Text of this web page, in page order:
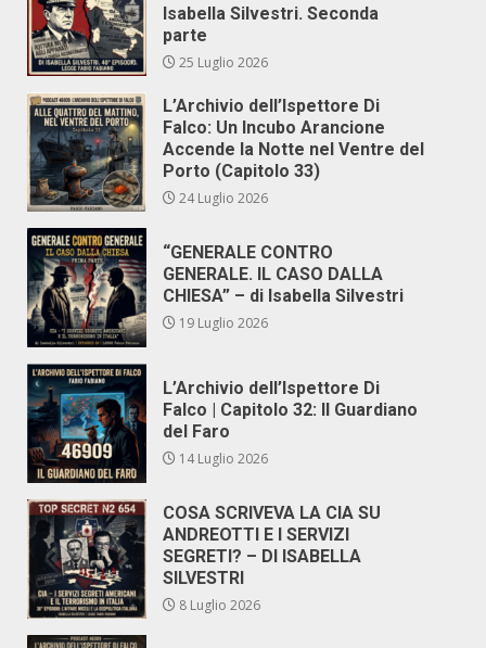
Isabella Silvestri. Seconda
parte
25 Luglio 2026
L’Archivio dell’Ispettore Di
Falco: Un Incubo Arancione
Accende la Notte nel Ventre del
Porto (Capitolo 33)
24 Luglio 2026
“GENERALE CONTRO
GENERALE. IL CASO DALLA
CHIESA” – di Isabella Silvestri
19 Luglio 2026
L’Archivio dell’Ispettore Di
Falco | Capitolo 32: Il Guardiano
del Faro
14 Luglio 2026
COSA SCRIVEVA LA CIA SU
ANDREOTTI E I SERVIZI
SEGRETI? – DI ISABELLA
SILVESTRI
8 Luglio 2026